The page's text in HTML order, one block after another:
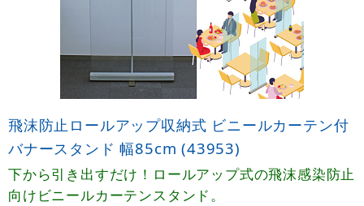
飛沫防止ロールアップ収納式 ビニールカーテン付
バナースタンド 幅85cm (43953)
下から引き出すだけ！ロールアップ式の飛沫感染防止
向けビニールカーテンスタンド。